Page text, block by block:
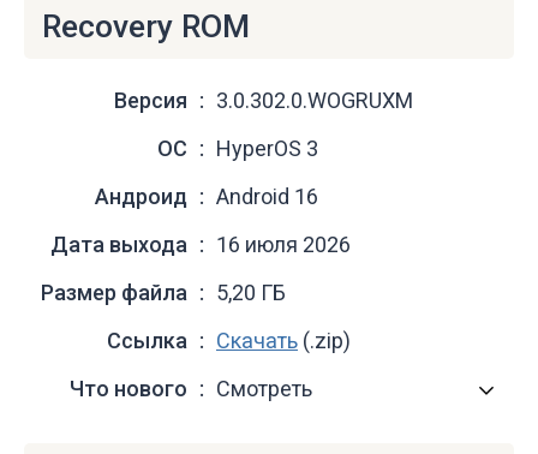
Recovery ROM
Версия
3.0.302.0.WOGRUXM
ОС
HyperOS 3
Андроид
Android 16
Дата выхода
16 июля 2026
Размер файла
5,20 ГБ
Ссылка
Скачать (.zip)
Что нового
Смотреть